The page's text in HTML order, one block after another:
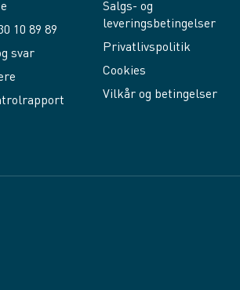
10 89 89
svar
Salgs- og
leveringsbetingelser
Privatlivspolitik
Cookies
Vilkår og betingelser